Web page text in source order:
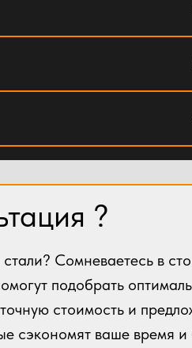
?
Сомневаетесь в
подобрать
стоимость и
сэкономят ваше время